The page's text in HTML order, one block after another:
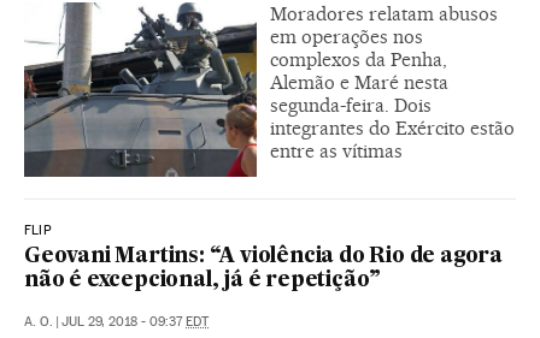
Moradores relatam abusos
em operações nos
complexos da Penha,
Alemão e Maré nesta
segunda-feira. Dois
integrantes do Exército estão
entre as vítimas
FLIP
Geovani Martins: “A violência do Rio de agora
não é excepcional, já é repetição”
A. O. | JUL 29, 2018 - 09:37EDT